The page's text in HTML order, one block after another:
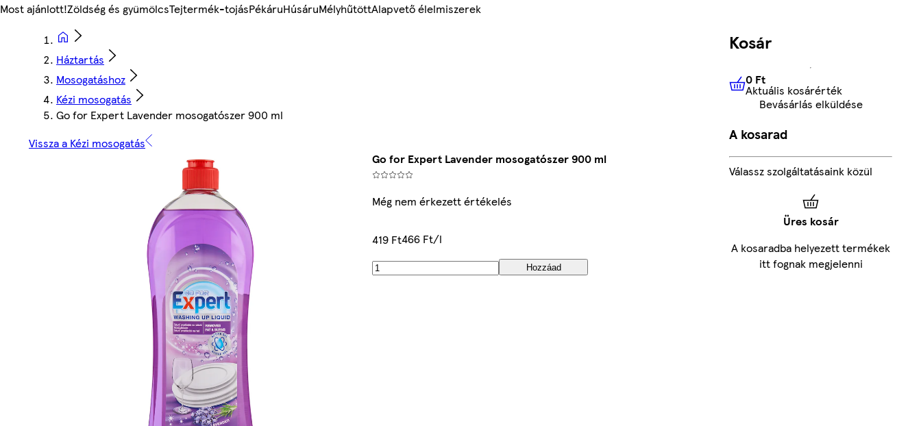
Most ajánlott!Zöldség és gyümölcsTejtermék-tojásPékáruHúsáruMélyhűtöttAlapvető élelmiszerek
Háztartás
Mosogatáshoz
Kézi mosogatás
Go for Expert Lavender mosogatószer 900 ml
Vissza a Kézi mosogatás
Go for Expert Lavender mosogatószer 900 ml
Még nem érkezett értékelés
419 Ft466 Ft/l
Hozzáad
Kosár
0 FtAktuális kosárérték
0 Ft
Aktuális kosárérték
Bevásárlás elküldése
A kosarad
Válassz szolgáltatásaink közül
Üres kosár
A kosaradba helyezett termékek
itt fognak megjelenni